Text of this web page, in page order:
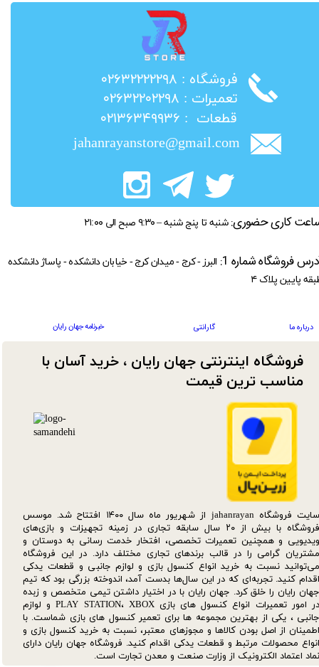
​فروشگاه : ۰۲۶۳۲۲۲۲۲۹۸
​تعمیرات : ۰۲۶۳۲۲۰۲۲۹۸
​قطعات : ۰۲۱۳۶۳۴۹۹۳۶
jahanrayanstore@gmail.com
سایت فروشگاه jahanrayan از شهریور ماه سال ۱۴۰۰ افتتاح شد. موسس
فروشگاه با بیش از ۲۰ سال سابقه تجاری در زمینه تجهیزات و بازی‌های
ویدیویی و همچنین تعمیرات تخصصی، افتخار خدمت رسانی به دوستان و
مشتریان گرامی را در قالب برندهای تجاری مختلف دارد. در این فروشگاه
می‌توانید نسبت به خرید انواع کنسول بازی و لوازم جانبی و قطعات یدکی‌
اقدام کنید. تجربه‌ای که در این سال‌ها بدست آمد، اندوخته بزرگی بود که تیم
جهان رایان را خلق کرد. جهان رایان با در اختیار داشتن تیمی متخصص و زبده
در امور تعمیرات انواع کنسول های بازی PLAY STATION، XBOX و لوازم
جانبی ، یکی از بهترین مجموعه ها برای تعمیر کنسول های بازی شماست. با
اطمینان از اصل بودن کالاها و مجوزهای معتبر، نسبت به خرید کنسول بازی و
انواع محصولات مرتبط و قطعات یدکی اقدام کنید. فروشگاه جهان رایان دارای
نماد اعتماد الکترونیک از وزارت صنعت و معدن تجارت است.
فروشگاه اینترنتی جهان رایان ، خرید آسان با
مناسب ترین قیمت​​​​​​​
کاری حضوری: شنبه تا پنج شنبه – ۹:۳۰ صبح الی ۲۱:۰۰
درباره ما گارانتی خبرنامه جهان رایان
فروشگاه شماره 1:
البرز - کرج - میدان کرج - خیابان دانشکده - پاساژ دانشکده
پایین پلاک ۴